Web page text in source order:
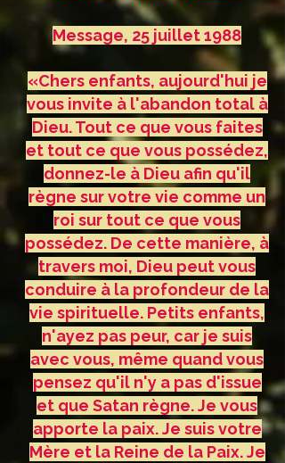
Message, 25 juillet 1988
«Chers enfants, aujourd'hui je
vous invite à l'abandon total à
Dieu. Tout ce que vous faites
et tout ce que vous possédez,
donnez-le à Dieu afin qu'il
règne sur votre vie comme un
roi sur tout ce que vous
possédez. De cette manière, à
travers moi, Dieu peut vous
conduire à la profondeur de la
vie spirituelle. Petits enfants,
n'ayez pas peur, car je suis
avec vous, même quand vous
pensez qu'il n'y a pas d'issue
et que Satan règne. Je vous
apporte la paix. Je suis votre
Mère et la Reine de la Paix. Je